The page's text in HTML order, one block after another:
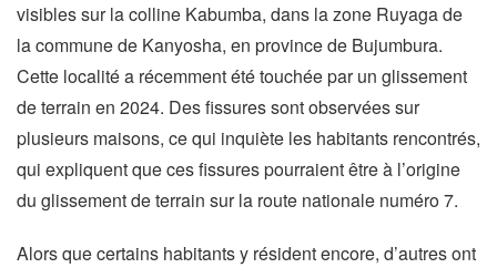
visibles sur la colline Kabumba, dans la zone Ruyaga de
la commune de Kanyosha, en province de Bujumbura.
Cette localité a récemment été touchée par un glissement
de terrain en 2024. Des fissures sont observées sur
plusieurs maisons, ce qui inquiète les habitants rencontrés,
qui expliquent que ces fissures pourraient être à l’origine
du glissement de terrain sur la route nationale numéro 7.
Alors que certains habitants y résident encore, d’autres ont